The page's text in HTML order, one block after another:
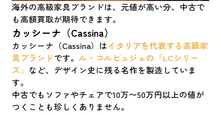
海外の高級家具ブランドは、元値が高い分、中古で
も高額買取が期待できます。
カッシーナ（Cassina）
カッシーナ（Cassina）はイタリアを代表する高級家
具ブランドです。 ル・コルビュジェの「LCシリー
ズ」 など、デザイン史に残る名作を製造していま
す。
中古でもソファやチェアで10万〜50万円以上の値が
つくことも珍しくありません。